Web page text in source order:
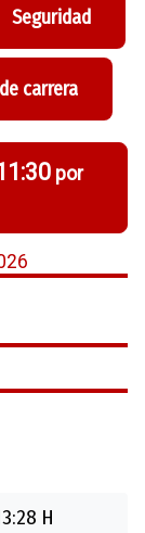
Seguridad
carrera
por
H